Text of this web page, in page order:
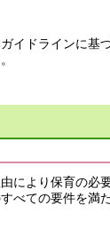
イドラインに基
により保育の必
べての要件を満